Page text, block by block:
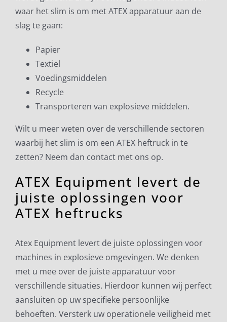
waar het slim is om met ATEX apparatuur aan de
slag te gaan:
Papier
Textiel
Voedingsmiddelen
Recycle
Transporteren van explosieve middelen.
Wilt u meer weten over de verschillende sectoren
waarbij het slim is om een ATEX heftruck in te
zetten? Neem dan contact met ons op.
ATEX Equipment levert de
juiste oplossingen voor
ATEX heftrucks
Atex Equipment levert de juiste oplossingen voor
machines in explosieve omgevingen. We denken
met u mee over de juiste apparatuur voor
verschillende situaties. Hierdoor kunnen wij perfect
aansluiten op uw specifieke persoonlijke
behoeften. Versterk uw operationele veiligheid met